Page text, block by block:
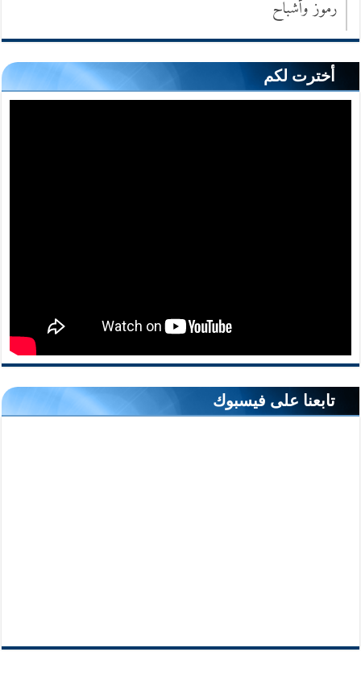
رموز وأشباح
أخترت لكم
تابعنا على فيسبوك